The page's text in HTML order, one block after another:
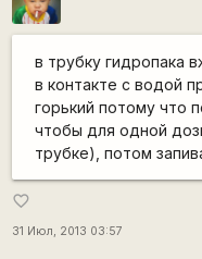
в трубку гидропака
в контакте с водой
горький потому что
чтобы для одной
трубке), потом
favorite_border
31 Июл, 2013 03:57